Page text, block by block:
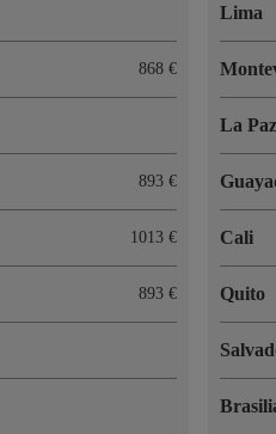
868 €
893 €
1013 €
893 €
Lima
La
Cali
Quito